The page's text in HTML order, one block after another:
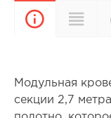
Модульная
секции 2,7